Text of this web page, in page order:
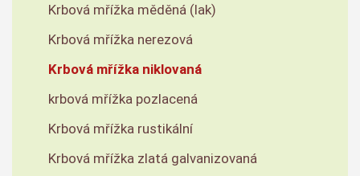
Krbová mřížka měděná (lak)
Krbová mřížka nerezová
Krbová mřížka niklovaná
krbová mřížka pozlacená
Krbová mřížka rustikální
Krbová mřížka zlatá galvanizovaná